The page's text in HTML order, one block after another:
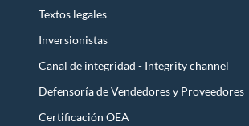
Textos legales
Inversionistas
Canal de integridad - Integrity channel
Defensoría de Vendedores y Proveedores
Certificación OEA